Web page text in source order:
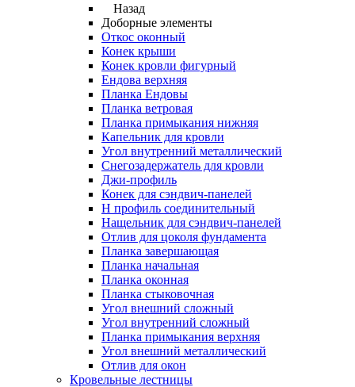
Назад
Доборные элементы
Откос оконный
Конек крыши
Конек кровли фигурный
Ендова верхняя
Планка Ендовы
Планка ветровая
Планка примыкания нижняя
Капельник для кровли
Угол внутренний металлический
Снегозадержатель для кровли
Джи-профиль
Конек для сэндвич-панелей
Н профиль соединительный
Нащельник для сэндвич-панелей
Отлив для цоколя фундамента
Планка завершающая
Планка начальная
Планка оконная
Планка стыковочная
Угол внешний сложный
Угол внутренний сложный
Планка примыкания верхняя
Угол внешний металлический
Отлив для окон
Кровельные лестницы